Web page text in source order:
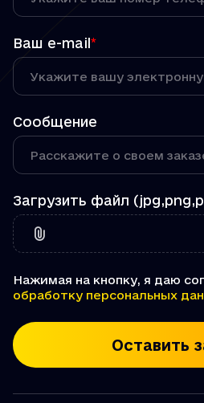
Ваш e-mail*
Сообщение
Загрузить файл
Нажимая на кнопку, я даю
обработку персональных
Оставить